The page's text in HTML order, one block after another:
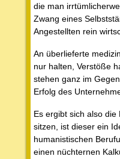
die man
Zwang eines
Angestellten rein
An überlieferte
nur halten, Verstöße
stehen ganz im
Erfolg des
Es ergibt sich also
sitzen, ist dieser ein
humanistischen
einen nüchternen